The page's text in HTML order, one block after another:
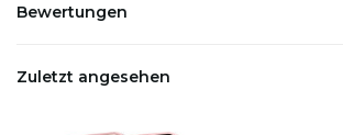
Bewertungen
Zuletzt angesehen